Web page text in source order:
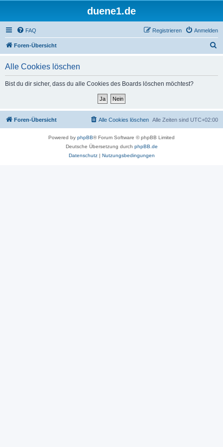
duene1.de
FAQ Anmelden
Registrieren
Foren-Übersicht
Alle Cookies löschen
Bist du dir sicher, dass du alle Cookies des Boards löschen möchtest?
Foren-Übersicht Alle Zeiten sind UTC+02:00
Alle Cookies löschen
Powered by phpBB® Forum Software © phpBB Limited
Deutsche Übersetzung durch phpBB.de
Datenschutz| Nutzungsbedingungen